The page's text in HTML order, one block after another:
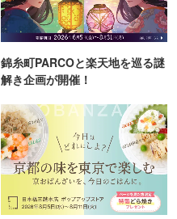
錦糸町PARCOと楽天地を巡る謎
解き企画が開催！